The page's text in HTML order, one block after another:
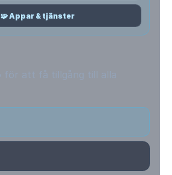
🧩 Appar & tjänster